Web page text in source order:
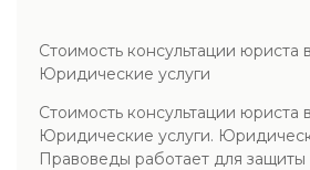
Стоимость консультации юриста
Юридические услуги
Стоимость консультации юриста
Юридические услуги.
Правоведы работает для